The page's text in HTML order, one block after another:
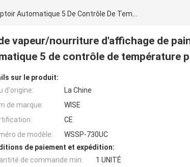
vapeur/nourriture d'affichage de
5 de contrôle de température
sur le produit:
d'origine:
La Chine
de marque:
WISE
CE
de modèle:
WSSP-730UC
de paiement et expédition:
de commande min:
1 UNITÉ